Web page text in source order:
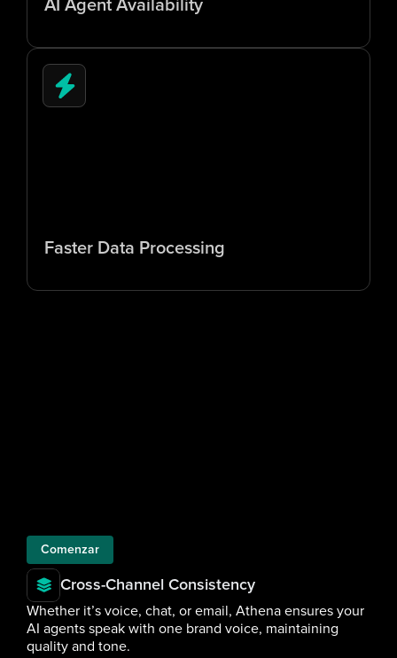
AI Agent Availability
Faster Data Processing
Comenzar
Cross-Channel Consistency
Whether it’s voice, chat, or email, Athena ensures your
AI agents speak with one brand voice, maintaining
quality and tone.